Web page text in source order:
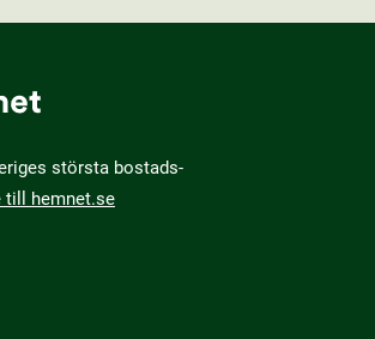
största bostads­
till hemnet.se